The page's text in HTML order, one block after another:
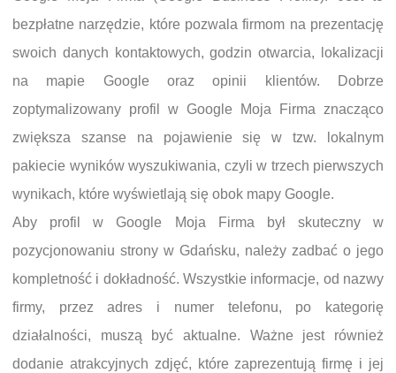
bezpłatne narzędzie, które pozwala firmom na prezentację
swoich danych kontaktowych, godzin otwarcia, lokalizacji
na mapie Google oraz opinii klientów. Dobrze
zoptymalizowany profil w Google Moja Firma znacząco
zwiększa szanse na pojawienie się w tzw. lokalnym
pakiecie wyników wyszukiwania, czyli w trzech pierwszych
wynikach, które wyświetlają się obok mapy Google.
Aby profil w Google Moja Firma był skuteczny w
pozycjonowaniu strony w Gdańsku, należy zadbać o jego
kompletność i dokładność. Wszystkie informacje, od nazwy
firmy, przez adres i numer telefonu, po kategorię
działalności, muszą być aktualne. Ważne jest również
dodanie atrakcyjnych zdjęć, które zaprezentują firmę i jej